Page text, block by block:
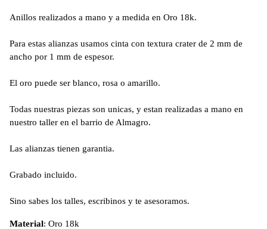
Anillos realizados a mano y a medida en Oro 18k.
Para estas alianzas usamos cinta con textura crater de 2 mm de
ancho por 1 mm de espesor.
El oro puede ser blanco, rosa o amarillo.
Todas nuestras piezas son unicas, y estan realizadas a mano en
nuestro taller en el barrio de Almagro.
Las alianzas tienen garantia.
Grabado incluido.
Sino sabes los talles, escribinos y te asesoramos.
Material: Oro 18k